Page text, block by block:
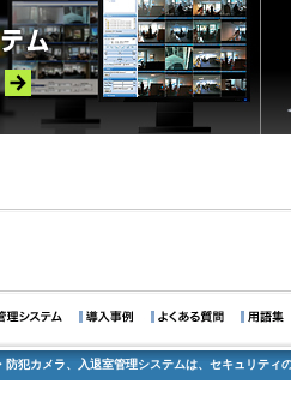
犯カメラ、入退室管理システムは、セキュリティ